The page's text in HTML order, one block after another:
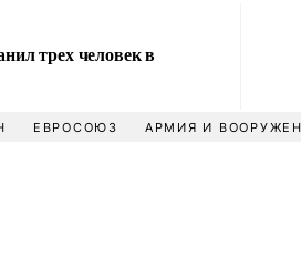
трех человек в
ЕВРОСОЮЗ АРМИЯ И